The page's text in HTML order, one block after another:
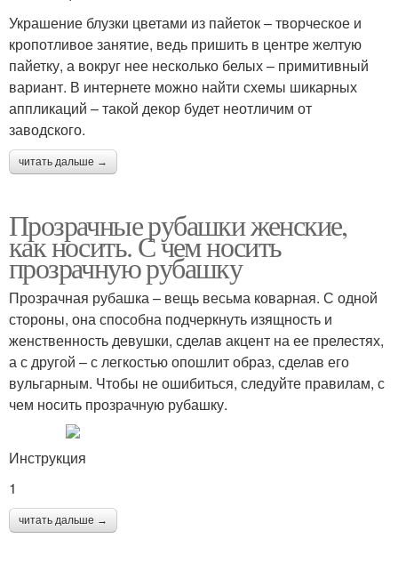
Украшение блузки цветами из пайеток – творческое и
кропотливое занятие, ведь пришить в центре желтую
пайетку, а вокруг нее несколько белых – примитивный
вариант. В интернете можно найти схемы шикарных
аппликаций – такой декор будет неотличим от
заводского.
читать дальше →
Прозрачные рубашки женские,
как носить. С чем носить
прозрачную рубашку
Прозрачная рубашка – вещь весьма коварная. С одной
стороны, она способна подчеркнуть изящность и
женственность девушки, сделав акцент на ее прелестях,
а с другой – с легкостью опошлит образ, сделав его
вульгарным. Чтобы не ошибиться, следуйте правилам, с
чем носить прозрачную рубашку.
Инструкция
1
читать дальше →